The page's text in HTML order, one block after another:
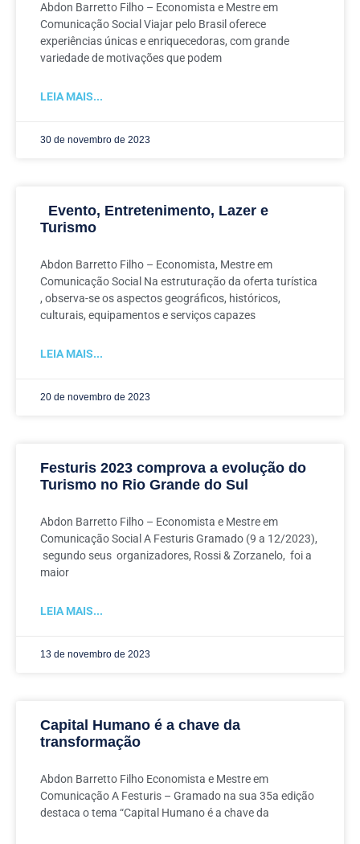
Abdon Barretto Filho – Economista e Mestre em
Comunicação Social Viajar pelo Brasil oferece
experiências únicas e enriquecedoras, com grande
variedade de motivações que podem
LEIA MAIS...
30 de novembro de 2023
Evento, Entretenimento, Lazer e
Turismo
Abdon Barretto Filho – Economista, Mestre em
Comunicação Social Na estruturação da oferta turística
, observa-se os aspectos geográficos, históricos,
culturais, equipamentos e serviços capazes
LEIA MAIS...
20 de novembro de 2023
Festuris 2023 comprova a evolução do
Turismo no Rio Grande do Sul
Abdon Barretto Filho – Economista e Mestre em
Comunicação Social A Festuris Gramado (9 a 12/2023),
segundo seus organizadores, Rossi & Zorzanelo, foi a
maior
LEIA MAIS...
13 de novembro de 2023
Capital Humano é a chave da
transformação
Abdon Barretto Filho Economista e Mestre em
Comunicação A Festuris – Gramado na sua 35a edição
destaca o tema “Capital Humano é a chave da